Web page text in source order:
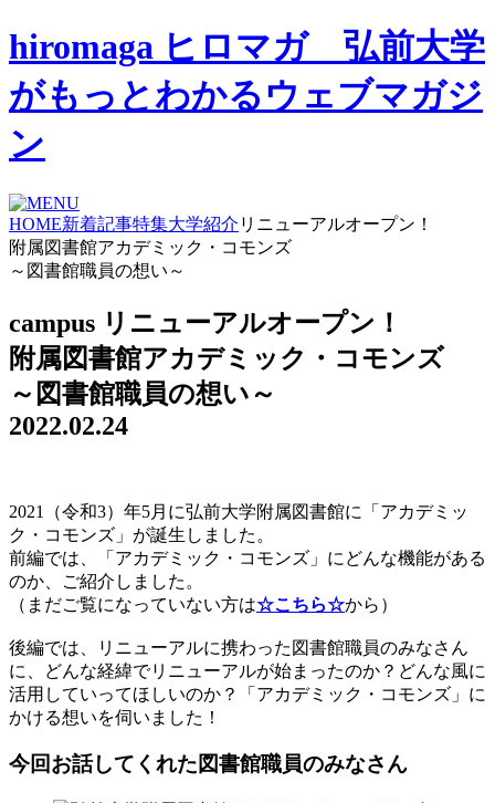
hiromaga ヒロマガ 弘前大学
がもっとわかるウェブマガジ
ン
HOME新着記事特集大学紹介 リニューアルオープン！
附属図書館アカデミック・コモンズ
～図書館職員の想い～
campus リニューアルオープン！
附属図書館アカデミック・コモンズ
～図書館職員の想い～
2022.02.24
2021（令和3）年5月に弘前大学附属図書館に「アカデミッ
ク・コモンズ」が誕生しました。
前編では、「アカデミック・コモンズ」にどんな機能がある
のか、ご紹介しました。
（まだご覧になっていない方は☆こちら☆から）
後編では、リニューアルに携わった図書館職員のみなさん
に、どんな経緯でリニューアルが始まったのか？どんな風に
活用していってほしいのか？「アカデミック・コモンズ」に
かける想いを伺いました！
今回お話してくれた図書館職員のみなさん